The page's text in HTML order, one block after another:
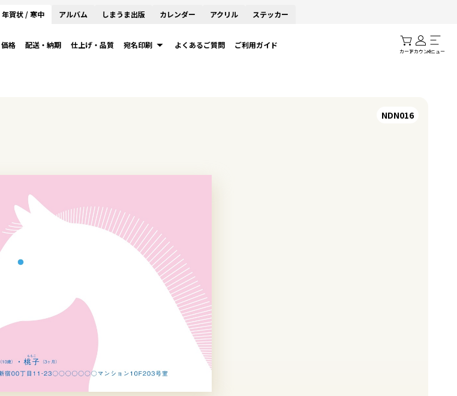
年賀状 / 寒中 アルバム しまうま出版 カレンダー アクリル ステッカー
価格 配送・納期 仕上げ・品質 宛名印刷 よくあるご質問 ご利用ガイド
カートアカウントメニュー
NDN016